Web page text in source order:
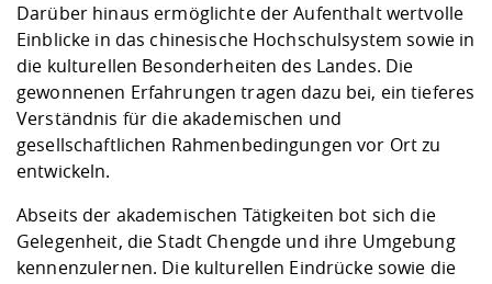
Darüber hinaus ermöglichte der Aufenthalt wertvolle
Einblicke in das chinesische Hochschulsystem sowie in
die kulturellen Besonderheiten des Landes. Die
gewonnenen Erfahrungen tragen dazu bei, ein tieferes
Verständnis für die akademischen und
gesellschaftlichen Rahmenbedingungen vor Ort zu
entwickeln.
Abseits der akademischen Tätigkeiten bot sich die
Gelegenheit, die Stadt Chengde und ihre Umgebung
kennenzulernen. Die kulturellen Eindrücke sowie die